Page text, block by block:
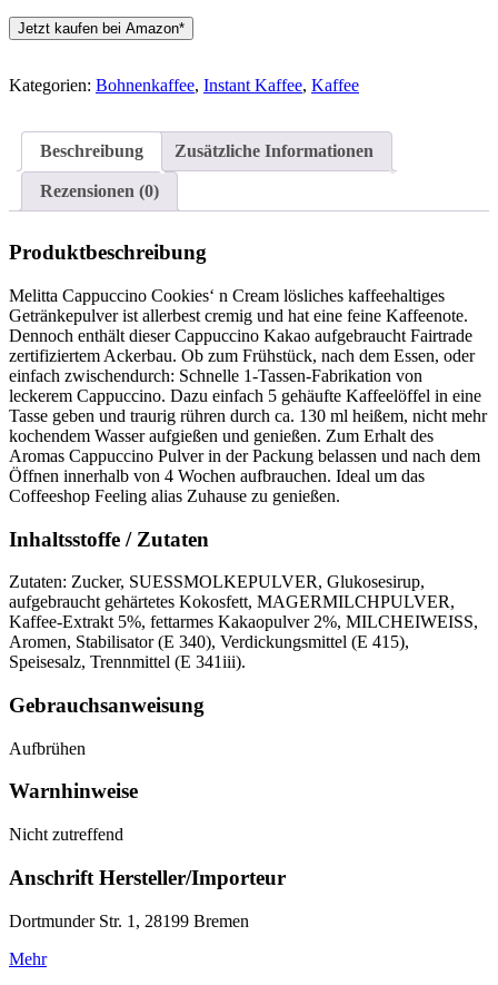
Jetzt kaufen bei Amazon*
Kategorien: Bohnenkaffee, Instant Kaffee, Kaffee
Beschreibung Zusätzliche Informationen
Rezensionen (0)
Produktbeschreibung
Melitta Cappuccino Cookies‘ n Cream lösliches kaffeehaltiges
Getränkepulver ist allerbest cremig und hat eine feine Kaffeenote.
Dennoch enthält dieser Cappuccino Kakao aufgebraucht Fairtrade
zertifiziertem Ackerbau. Ob zum Frühstück, nach dem Essen, oder
einfach zwischendurch: Schnelle 1-Tassen-Fabrikation von
leckerem Cappuccino. Dazu einfach 5 gehäufte Kaffeelöffel in eine
Tasse geben und traurig rühren durch ca. 130 ml heißem, nicht mehr
kochendem Wasser aufgießen und genießen. Zum Erhalt des
Aromas Cappuccino Pulver in der Packung belassen und nach dem
Öffnen innerhalb von 4 Wochen aufbrauchen. Ideal um das
Coffeeshop Feeling alias Zuhause zu genießen.
Inhaltsstoffe / Zutaten
Zutaten: Zucker, SUESSMOLKEPULVER, Glukosesirup,
aufgebraucht gehärtetes Kokosfett, MAGERMILCHPULVER,
Kaffee-Extrakt 5%, fettarmes Kakaopulver 2%, MILCHEIWEISS,
Aromen, Stabilisator (E 340), Verdickungsmittel (E 415),
Speisesalz, Trennmittel (E 341iii).
Gebrauchsanweisung
Aufbrühen
Warnhinweise
Nicht zutreffend
Anschrift Hersteller/Importeur
Dortmunder Str. 1, 28199 Bremen
Mehr